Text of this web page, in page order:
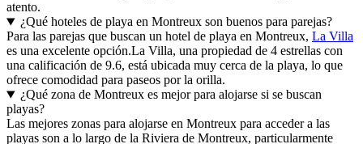
atento.
¿Qué hoteles de playa en Montreux son buenos para parejas?
Para las parejas que buscan un hotel de playa en Montreux, La Villa
es una excelente opción.La Villa, una propiedad de 4 estrellas con
una calificación de 9.6, está ubicada muy cerca de la playa, lo que
ofrece comodidad para paseos por la orilla.
¿Qué zona de Montreux es mejor para alojarse si se buscan
playas?
Las mejores zonas para alojarse en Montreux para acceder a las
playas son a lo largo de la Riviera de Montreux, particularmente